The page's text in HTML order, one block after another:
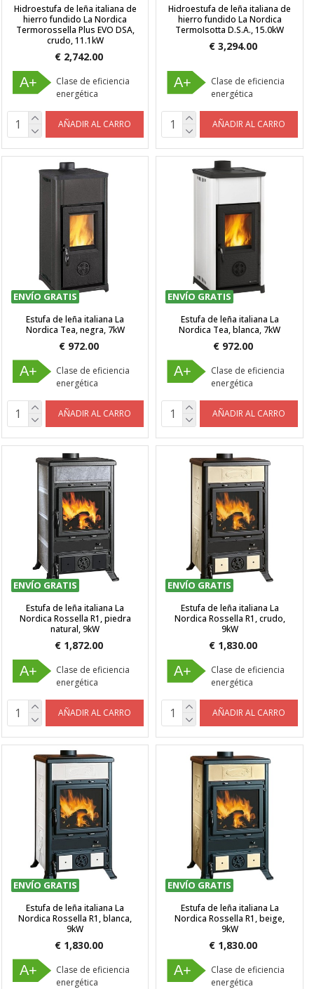
Hidroestufa de leña italiana de
hierro fundido La Nordica
Termorossella Plus EVO DSA,
crudo, 11.1kW
€ 2,742.00
A+
Clase de eficiencia
energética
AÑADIR AL CARRO
Hidroestufa de leña italiana de
hierro fundido La Nordica
TermoIsotta D.S.A., 15.0kW
€ 3,294.00
A+
Clase de eficiencia
energética
AÑADIR AL CARRO
ENVÍO GRATIS
Estufa de leña italiana La
Nordica Tea, negra, 7kW
€ 972.00
A+
Clase de eficiencia
energética
AÑADIR AL CARRO
ENVÍO GRATIS
Estufa de leña italiana La
Nordica Tea, blanca, 7kW
€ 972.00
A+
Clase de eficiencia
energética
AÑADIR AL CARRO
ENVÍO GRATIS
Estufa de leña italiana La
Nordica Rossella R1, piedra
natural, 9kW
€ 1,872.00
A+
Clase de eficiencia
energética
AÑADIR AL CARRO
ENVÍO GRATIS
Estufa de leña italiana La
Nordica Rossella R1, crudo,
9kW
€ 1,830.00
A+
Clase de eficiencia
energética
AÑADIR AL CARRO
ENVÍO GRATIS
Estufa de leña italiana La
Nordica Rossella R1, blanca,
9kW
€ 1,830.00
A+
Clase de eficiencia
energética
ENVÍO GRATIS
Estufa de leña italiana La
Nordica Rossella R1, beige,
9kW
€ 1,830.00
A+
Clase de eficiencia
energética